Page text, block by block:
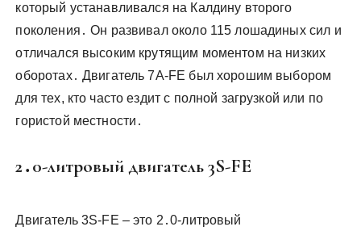
который устанавливался на Калдину второго
поколения․ Он развивал около 115 лошадиных сил и
отличался высоким крутящим моментом на низких
оборотах․ Двигатель 7A-FE был хорошим выбором
для тех, кто часто ездит с полной загрузкой или по
гористой местности․
2․0-литровый двигатель 3S-FE
Двигатель 3S-FE – это 2․0-литровый